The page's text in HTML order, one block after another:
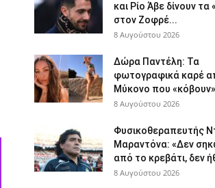
και Ρίο Άβε δίνουν τα
στον Ζοφρέ...
8 Αυγούστου 2026
Δώρα Παντέλη: Τα
φωτογραφικά καρέ
Μύκονο που
8 Αυγούστου 2026
Φυσικοθεραπευτής
Μαραντόνα: «Δεν
από το κρεβάτι, δεν
8 Αυγούστου 2026